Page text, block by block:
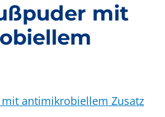
mit